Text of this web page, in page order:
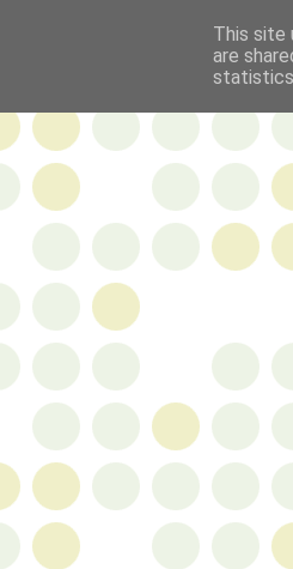
This site
are